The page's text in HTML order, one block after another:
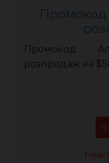
Промокод
Промокод
розпродаж на